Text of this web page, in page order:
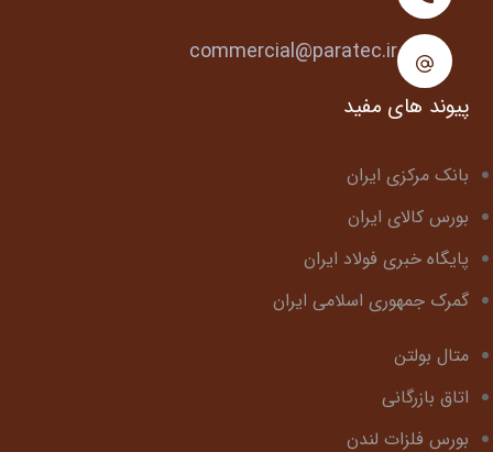
commercial@paratec.ir
پیوند های مفید
بانک مرکزی ایران
بورس کالای ایران
پایگاه خبری فولاد ایران
گمرک جمهوری اسلامی ایران
متال بولتن
اتاق بازرگانی
بورس فلزات لندن